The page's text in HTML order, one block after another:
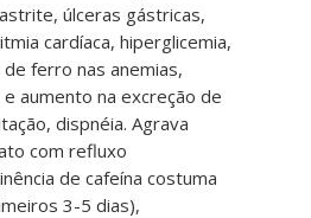
úlceras gástricas,
cardíaca, hiperglicemia,
ferro nas anemias,
aumento na excreção de
dispnéia. Agrava
com refluxo
de cafeína costuma
3-5 dias),